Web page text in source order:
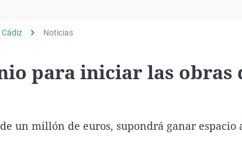
Viuda
País Vasco
Cádiz Noticias
para iniciar las obras
un millón de euros, supondrá ganar